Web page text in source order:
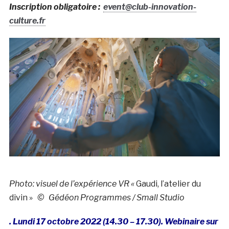
Inscription obligatoire : event@club-innovation-
culture.fr
Photo: visuel de l’expérience VR «Gaudi, l’atelier du
divin »© Gédéon Programmes / Small Studio
. Lundi 17 octobre 2022 (14.30 – 17.30). Webinaire sur